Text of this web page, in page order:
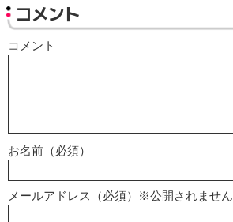
コメント
コメント
お名前（必須）
メールアドレス（必須）※公開されません